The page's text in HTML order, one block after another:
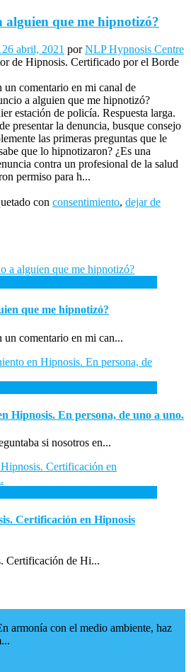
alguien que me hipnotizó?
26 abril, 2021 porNLP Hypnosis Centre
un comentario en mi canal de
a alguien que me hipnotizó?
estación de policía. Respuesta larga.
presentar la denuncia, busque consejo
las primeras preguntas que le
que lo hipnotizaron? ¿Es una
contra un profesional de la salud
permiso para h...
con consentimiento, dejar de
que me hipnotizó?
un comentario en mi can...
Hipnosis. En persona, de uno a uno.
si nosotros en...
Certificación en Hipnosis
Certificación de Hi...
armonía con el medio ambiente, haz